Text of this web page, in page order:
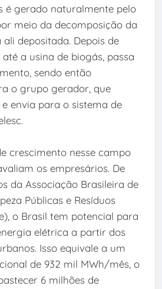
é gerado naturalmente pelo
meio da decomposição da
depositada. Depois de
a usina de biogás, passa
sendo então
o grupo gerador, que
envia para o sistema de
crescimento nesse campo
os empresários. De
da Associação Brasileira de
Públicas e Resíduos
o Brasil tem potencial para
elétrica a partir dos
Isso equivale a um
de 932 mil MWh/mês, o
6 milhões de